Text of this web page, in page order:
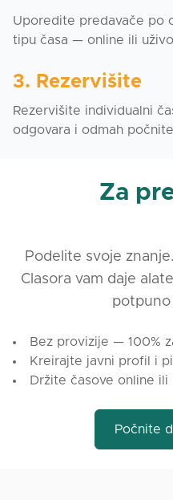
Uporedite predavače po
tipu časa — online ili
3. Rezervišite
Rezervišite individualni
odgovara i odmah
Za
Podelite svoje
Clasora vam daje
potpuno
Bez provizije — 100%
Kreirajte javni profil i
Držite časove online ili
Počnite